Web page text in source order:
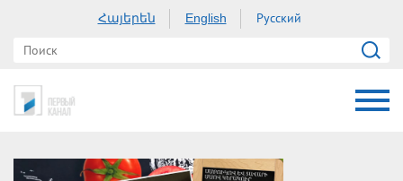
Հայերեն English Русский